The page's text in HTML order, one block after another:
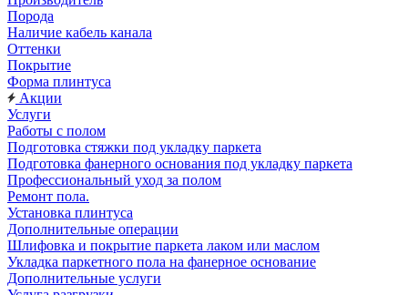
Порода
Наличие кабель канала
Оттенки
Покрытие
Форма плинтуса
Акции
Услуги
Работы с полом
Подготовка стяжки под укладку паркета
Подготовка фанерного основания под укладку паркета
Профессиональный уход за полом
Ремонт пола.
Установка плинтуса
Дополнительные операции
Шлифовка и покрытие паркета лаком или маслом
Укладка паркетного пола на фанерное основание
Дополнительные услуги